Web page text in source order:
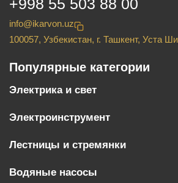
info@ikarvon.uz
100057, Узбекистан, г. Ташкент, Уста
Популярные категории
Электрика и свет
Электроинструмент
Лестницы и стремянки
Водяные насосы